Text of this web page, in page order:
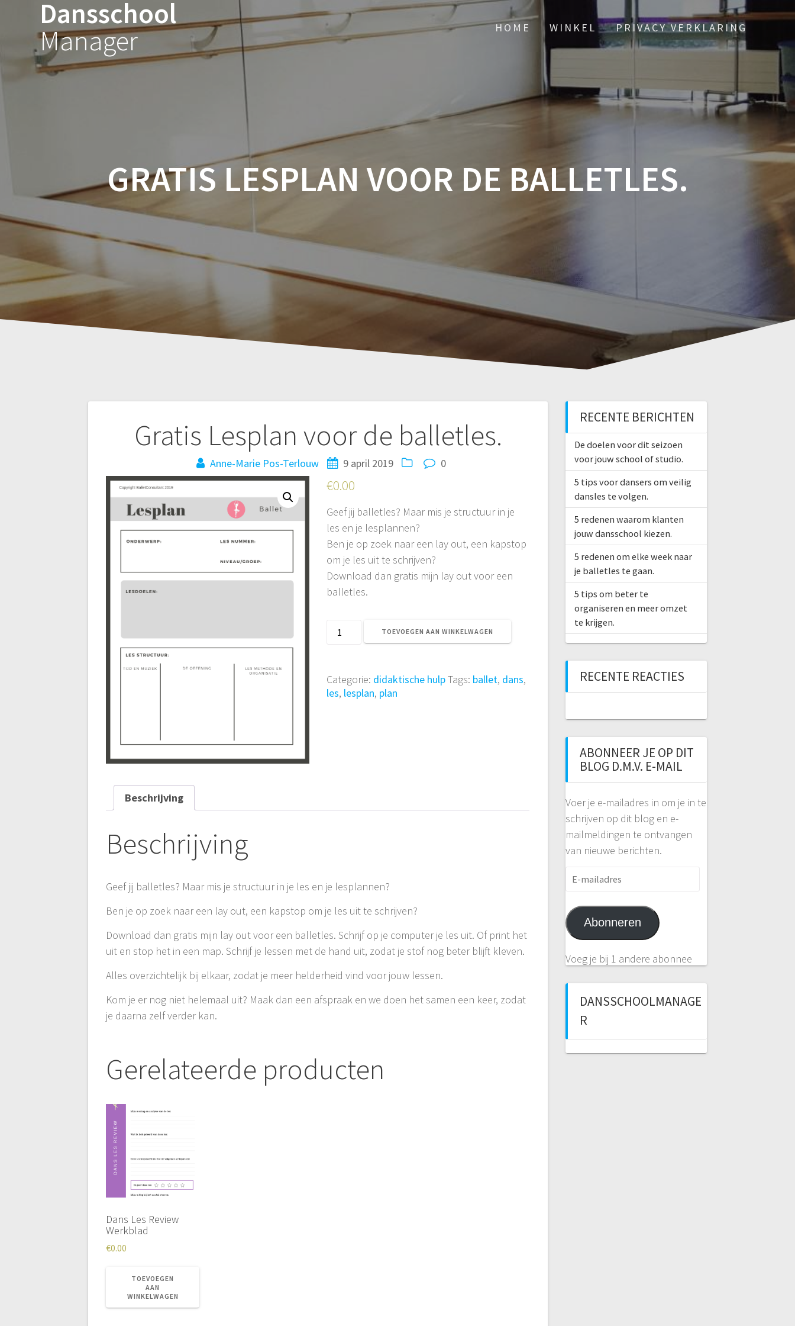
Dansschool
Manager HOME WINKEL PRIVACY VERKLARING
GRATIS LESPLAN VOOR DE BALLETLES.
Gratis Lesplan voor de balletles.
Anne-Marie Pos-Terlouw 9 april 2019 0
€0.00
Geef jij balletles? Maar mis je structuur in je
les en je lesplannen?
Ben je op zoek naar een lay out, een kapstop
om je les uit te schrijven?
Download dan gratis mijn lay out voor een
balletles.
Gratis
Lesplan
balletles.
aantal
TOEVOEGEN AAN WINKELWAGEN
Categorie: didaktische hulpTags: ballet, dans,
les, lesplan, plan
Beschrijving
Beschrijving
Geef jij balletles? Maar mis je structuur in je les en je lesplannen?
Ben je op zoek naar een lay out, een kapstop om je les uit te schrijven?
Download dan gratis mijn lay out voor een balletles. Schrijf op je computer je les uit. Of print het
uit en stop het in een map. Schrijf je lessen met de hand uit, zodat je stof nog beter blijft kleven.
Alles overzichtelijk bij elkaar, zodat je meer helderheid vind voor jouw lessen.
Kom je er nog niet helemaal uit? Maak dan een afspraak en we doen het samen een keer, zodat
je daarna zelf verder kan.
Gerelateerde producten
Dans Les Review
Werkblad
€0.00
TOEVOEGEN
AAN
WINKELWAGEN
Bericht
RECENTE BERICHTEN
De doelen voor dit seizoen
voor jouw school of studio.
5 tips voor dansers om veilig
dansles te volgen.
5 redenen waarom klanten
jouw dansschool kiezen.
5 redenen om elke week naar
je balletles te gaan.
5 tips om beter te
organiseren en meer omzet
te krijgen.
RECENTE REACTIES
ABONNEER JE OP DIT
BLOG D.M.V. E-MAIL
Voer je e-mailadres in om je in te
schrijven op dit blog en e-
mailmeldingen te ontvangen
van nieuwe berichten.
E-
Abonneren
Voeg je bij 1 andere abonnee
DANSSCHOOLMANAGE
R